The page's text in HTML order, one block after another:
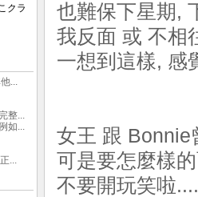
也難保下星期,
我反面 或 不相
一想到這樣, 感
女王 跟 Bonnie
可是要怎麼樣
不要開玩笑啦
クラ
...
整...
如...
...